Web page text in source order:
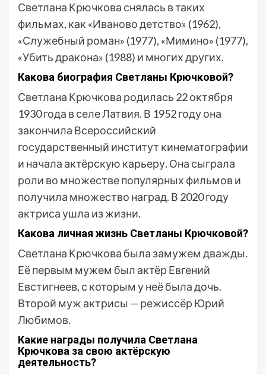
Светлана Крючкова снялась в таких
фильмах, как «Иваново детство» (1962),
«Служебный роман» (1977), «Мимино» (1977),
«Убить дракона» (1988) и многих других.
Какова биография Светланы Крючковой?
Светлана Крючкова родилась 22 октября
1930 года в селе Латвия. В 1952 году она
закончила Всероссийский
государственный институт кинематографии
и начала актёрскую карьеру. Она сыграла
роли во множестве популярных фильмов и
получила множество наград. В 2020 году
актриса ушла из жизни.
Какова личная жизнь Светланы Крючковой?
Светлана Крючкова была замужем дважды.
Её первым мужем был актёр Евгений
Евстигнеев, с которым у неё была дочь.
Второй муж актрисы — режиссёр Юрий
Любимов.
Какие награды получила Светлана
Крючкова за свою актёрскую
деятельность?